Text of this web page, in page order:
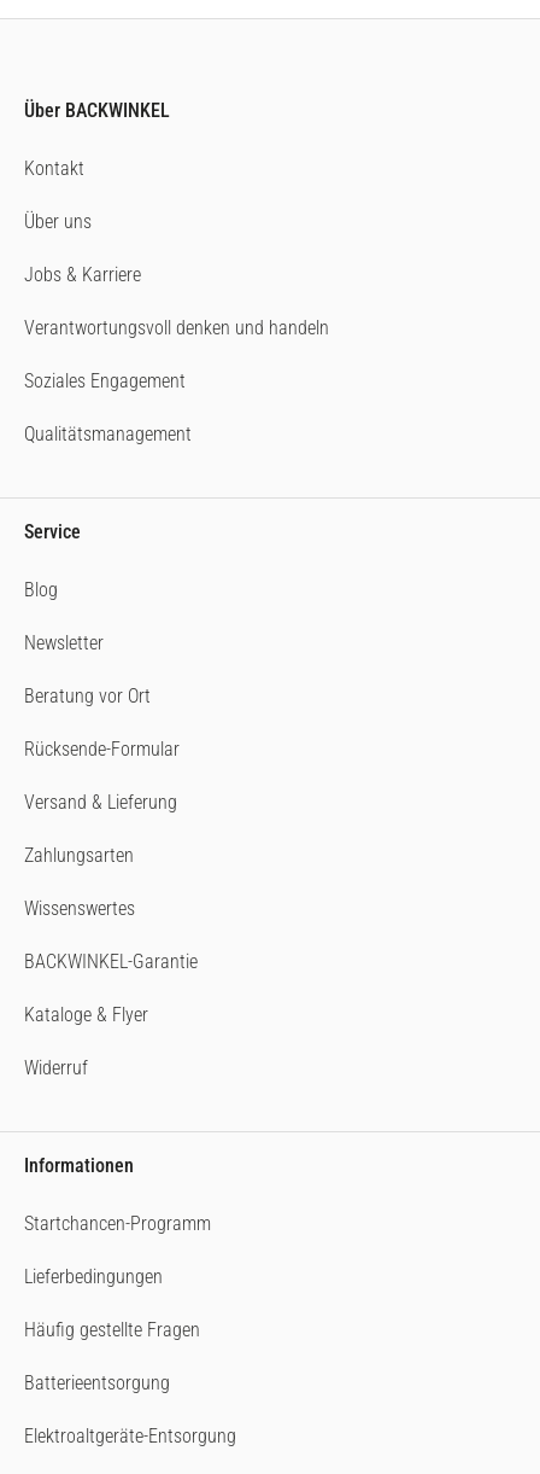
Über BACKWINKEL
Kontakt
Über uns
Jobs & Karriere
Verantwortungsvoll denken und handeln
Soziales Engagement
Qualitätsmanagement
Service
Blog
Newsletter
Beratung vor Ort
Rücksende-Formular
Versand & Lieferung
Zahlungsarten
Wissenswertes
BACKWINKEL-Garantie
Kataloge & Flyer
Widerruf
Informationen
Startchancen-Programm
Lieferbedingungen
Häufig gestellte Fragen
Batterieentsorgung
Elektroaltgeräte-Entsorgung